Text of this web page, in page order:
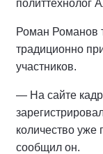
политтехнолог
Роман Романов
традиционно
участников.
— На сайте
количество
сообщил он.